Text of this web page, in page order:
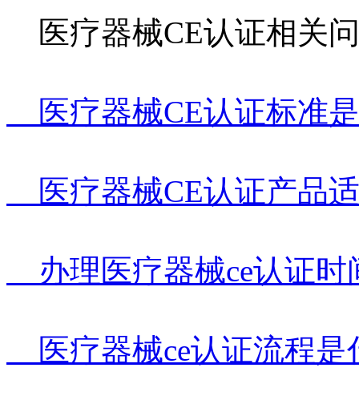
医疗器械CE认证相关
医疗器械CE认证标准
医疗器械CE认证产品
办理医疗器械ce认证时
医疗器械ce认证流程是